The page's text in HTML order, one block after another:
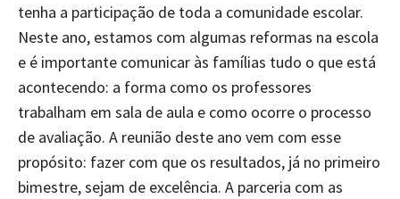
tenha a participação de toda a comunidade escolar.
Neste ano, estamos com algumas reformas na escola
e é importante comunicar às famílias tudo o que está
acontecendo: a forma como os professores
trabalham em sala de aula e como ocorre o processo
de avaliação. A reunião deste ano vem com esse
propósito: fazer com que os resultados, já no primeiro
bimestre, sejam de excelência. A parceria com as